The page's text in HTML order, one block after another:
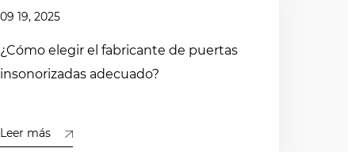
09 19, 2025
¿Cómo elegir el fabricante de puertas
insonorizadas adecuado?
Leer más